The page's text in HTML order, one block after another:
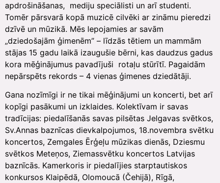
apdrošināšanas, mediju speciālisti un arī studenti.
Tomēr pārsvarā kopā muzicē cilvēki ar zināmu pieredzi
dzīvē un mūzikā. Mēs lepojamies ar savām
„dziedošajām ģimenēm” – līdzās tētiem un mammām
stājas 15 gadu laikā izaugušie bērni, kas daudzus gadus
kora mēģinājumus pavadījuši rotaļu stūrītī. Pagaidām
nepārspēts rekords – 4 vienas ģimenes dziedātāji.
Gana nozīmīgi ir ne tikai mēģinājumi un koncerti, bet arī
kopīgi pasākumi un izklaides. Kolektīvam ir savas
tradīcijas: piedalīšanās savas pilsētas Jelgavas svētkos,
Sv.Annas baznīcas dievkalpojumos, 18.novembra svētku
koncertos, Zemgales Ērģeļu mūzikas dienās, Dziesmu
svētkos Meteņos, Ziemassvētku koncertos Latvijas
baznīcās. Kamerkoris ir piedalījies starptautiskos
konkursos Klaipēdā, Olomoucā (Čehijā), Rīgā,